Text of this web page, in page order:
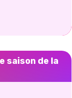
saison de la